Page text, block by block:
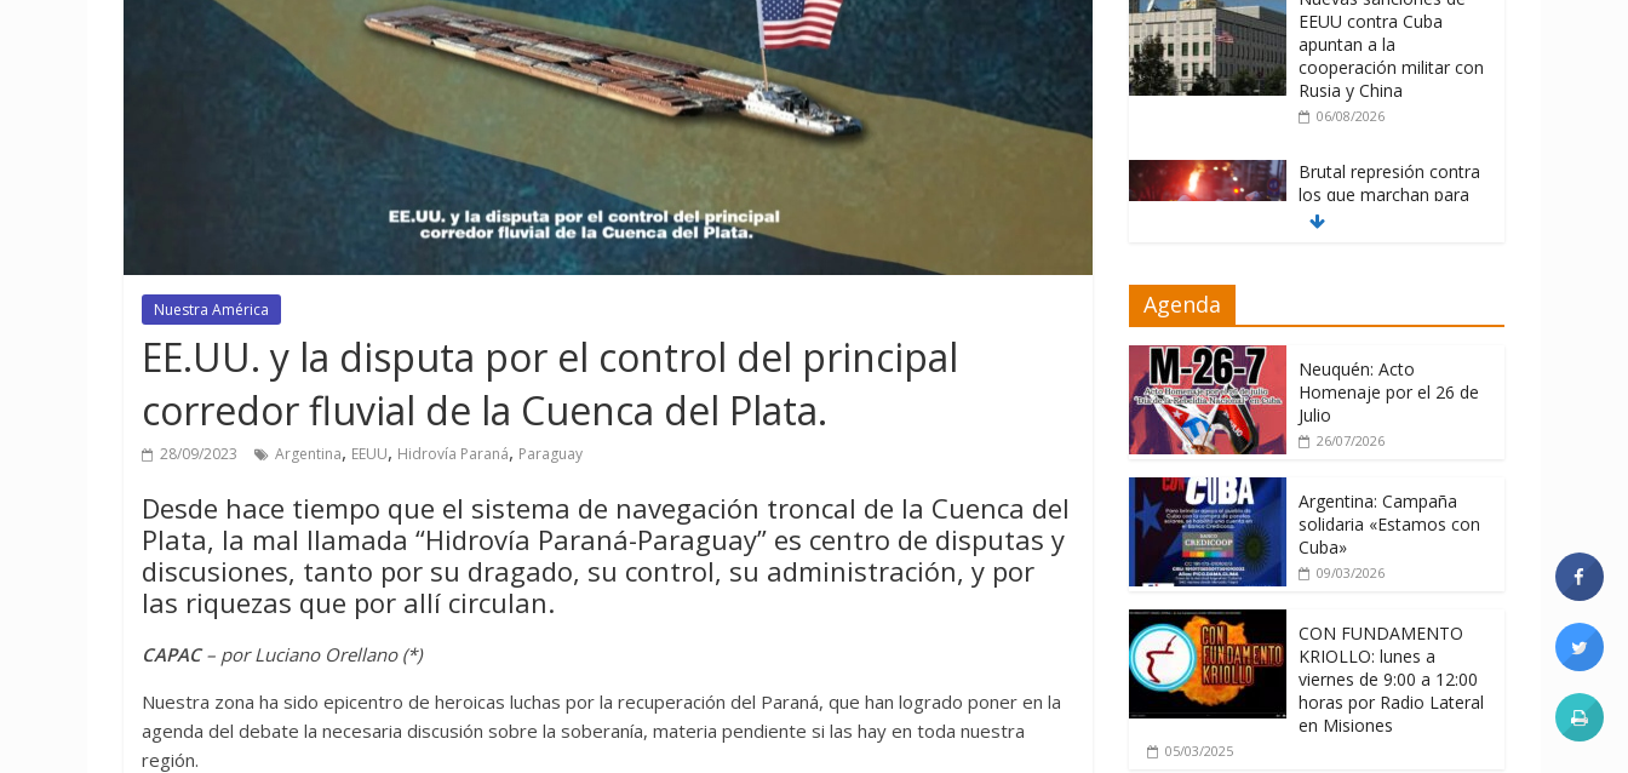
Nuestra América
EE.UU. y la disputa por el control del principal
corredor fluvial de la Cuenca del Plata.
28/09/2023 Argentina, EEUU, Hidrovía Paraná, Paraguay
Desde hace tiempo que el sistema de navegación troncal de la Cuenca del
Plata, la mal llamada “Hidrovía Paraná-Paraguay” es centro de disputas y
discusiones, tanto por su dragado, su control, su administración, y por
las riquezas que por allí circulan.
CAPAC– por Luciano Orellano (*)
Nuestra zona ha sido epicentro de heroicas luchas por la recuperación del Paraná, que han logrado poner en la
agenda del debate la necesaria discusión sobre la soberanía, materia pendiente si las hay en toda nuestra
región.
EEUU contra Cuba
apuntan a la
cooperación militar con
Rusia y China
06/08/2026
Brutal represión contra
los que marchan para
que no se venda la
La ONU condena
contra Cuba
06/08/2026
Agenda
Neuquén: Acto
Homenaje por el 26 de
Julio
26/07/2026
Argentina: Campaña
solidaria «Estamos con
Cuba»
09/03/2026
CON FUNDAMENTO
KRIOLLO: lunes a
viernes de 9:00 a 12:00
horas por Radio Lateral
en Misiones
05/03/2025